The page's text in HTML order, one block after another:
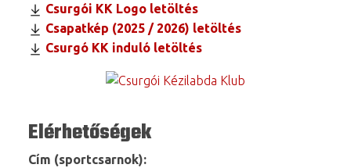
Csurgói KK Logo letöltés
Csapatkép (2025 / 2026) letöltés
Csurgó KK induló letöltés
Elérhetőségek
Cím (sportcsarnok):